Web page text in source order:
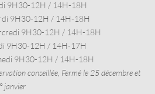
9H30-12H / 14H-18H
9H30-12H / 14H-18H
9H30-12H / 14H-18H
9H30-12H / 14H-17H
9H30-12H / 14H-18H
conseillée, Fermé le 25 décembre et
janvier